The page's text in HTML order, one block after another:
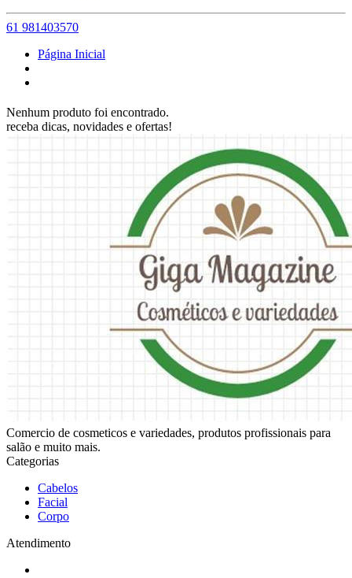
61 981403570
Página Inicial
Nenhum produto foi encontrado.
receba dicas, novidades e ofertas!
Comercio de cosmeticos e variedades, produtos profissionais para
salão e muito mais.
Categorias
Cabelos
Facial
Corpo
Atendimento